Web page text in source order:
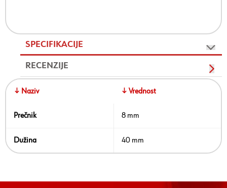
SPECIFIKACIJE
RECENZIJE
↓ Naziv ↓ Vrednost
Prečnik 8 mm
Dužina 40 mm